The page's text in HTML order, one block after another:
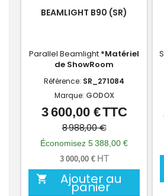
BEAMLIGHT B90 (SR)
Parallel Beamlight *Matériel
de ShowRoom
Référence: SR_271084
Marque: GODOX
Prix
Prix
de
base
3 600,00 €TTC
8 988,00 €
Économisez 5 388,00 €
3 000,00 € HT
 Ajouter au
panier